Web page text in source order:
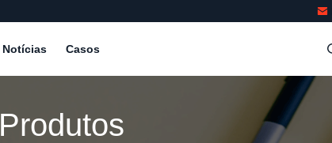
Notícias Casos
Produtos